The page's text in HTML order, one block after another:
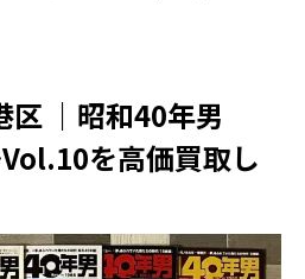
区 ｜昭和40年男
を高価買取し